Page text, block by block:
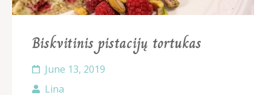
Biskvitinis pistacijų tortukas
June 13, 2019
Lina